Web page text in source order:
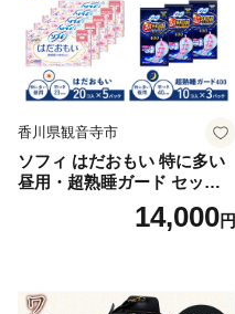
香川県観音寺市
ソフィ はだおもい 特に多い
昼用・超熟睡ガード セット
羽付き ナプキン 生理用品 サ
ニタリー ユニ・チャーム
14,000円